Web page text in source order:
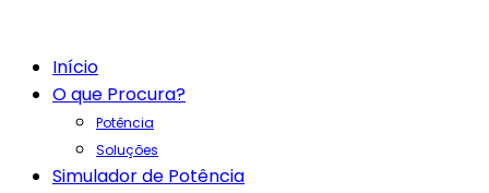
Início
O que Procura?
Potência
Soluções
Simulador de Potência